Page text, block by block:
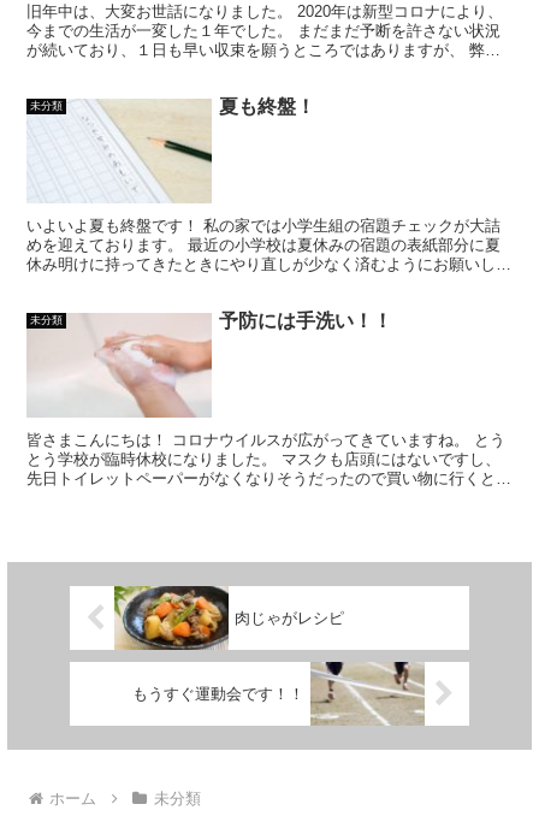
旧年中は、大変お世話になりました。 2020年は新型コロナにより、
今までの生活が一変した１年でした。 まだまだ予断を許さない状況
が続いており、１日も早い収束を願うところではありますが、 弊社
未分類 夏も終盤！
いよいよ夏も終盤です！ 私の家では小学生組の宿題チェックが大詰
めを迎えております。 最近の小学校は夏休みの宿題の表紙部分に夏
休み明けに持ってきたときにやり直しが少なく済むようにお願いしま
未分類 予防には手洗い！！
皆さまこんにちは！ コロナウイルスが広がってきていますね。 とう
とう学校が臨時休校になりました。 マスクも店頭にはないですし、
先日トイレットペーパーがなくなりそうだったので買い物に行くとト
肉じゃがレシピ
もうすぐ運動会です！！
ホーム 未分類